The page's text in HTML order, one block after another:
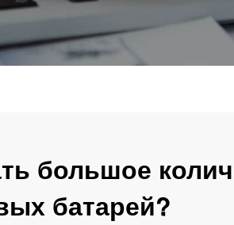
большое
батарей?